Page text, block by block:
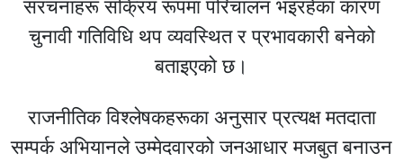
संरचनाहरू सक्रिय रूपमा परिचालन भइरहेका कारण
चुनावी गतिविधि थप व्यवस्थित र प्रभावकारी बनेको
बताइएको छ।
राजनीतिक विश्लेषकहरूका अनुसार प्रत्यक्ष मतदाता
सम्पर्क अभियानले उम्मेदवारको जनआधार मजबुत बनाउन